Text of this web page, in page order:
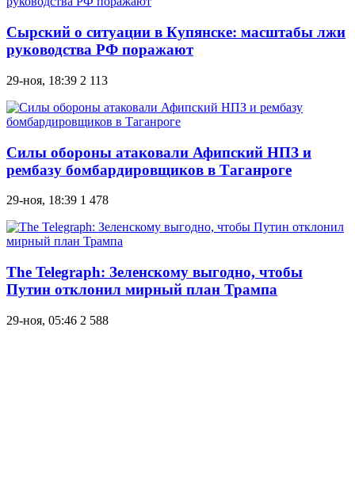
Сырский о ситуации в Купянске: масштабы лжи
руководства РФ поражают
29-ноя, 18:39 2 113
Силы обороны атаковали Афипский НПЗ и
рембазу бомбардировщиков в Таганроге
29-ноя, 18:39 1 478
The Telegraph: Зеленскому выгодно, чтобы
Путин отклонил мирный план Трампа
29-ноя, 05:46 2 588